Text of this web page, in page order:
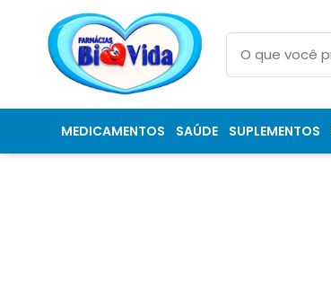
MEDICAMENTOS SAÚDE SUPLEMENTOS